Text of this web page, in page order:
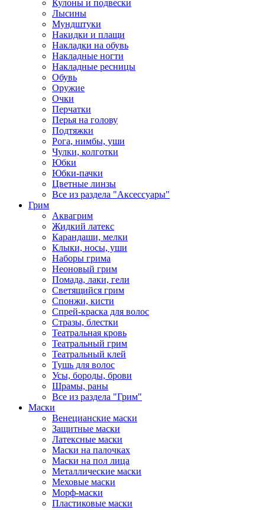
Кулоны и подвески
Лысины
Мундштуки
Накидки и плащи
Накладки на обувь
Накладные ногти
Накладные ресницы
Обувь
Оружие
Очки
Перчатки
Перья на голову
Подтяжки
Рога, нимбы, уши
Чулки, колготки
Юбки
Юбки-пачки
Цветные линзы
Все из раздела "Аксессуары"
Грим
Аквагрим
Жидкий латекс
Карандаши, мелки
Клыки, носы, уши
Наборы грима
Неоновый грим
Помада, лаки, гели
Светящийся грим
Спонжи, кисти
Спрей-краска для волос
Стразы, блестки
Театральная кровь
Театральный грим
Театральный клей
Тушь для волос
Усы, бороды, брови
Шрамы, раны
Все из раздела "Грим"
Маски
Венецианские маски
Защитные маски
Латексные маски
Маски на палочках
Маски на пол лица
Металлические маски
Меховые маски
Морф-маски
Пластиковые маски